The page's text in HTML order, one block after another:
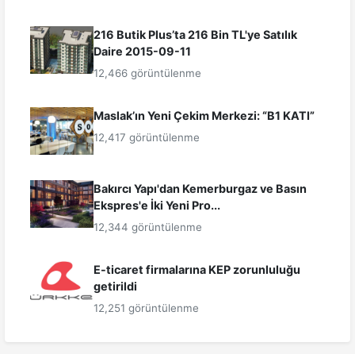
216 Butik Plus’ta 216 Bin TL'ye Satılık
Daire 2015-09-11
12,466 görüntülenme
Maslak’ın Yeni Çekim Merkezi: “B1 KATI”
12,417 görüntülenme
Bakırcı Yapı'dan Kemerburgaz ve Basın
Ekspres'e İki Yeni Pro...
12,344 görüntülenme
E-ticaret firmalarına KEP zorunluluğu
getirildi
12,251 görüntülenme